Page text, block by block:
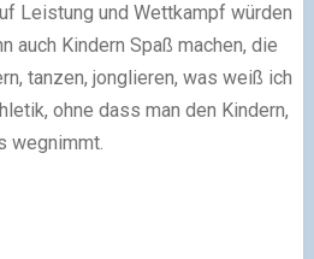
Leistung und Wettkampf würden
auch Kindern Spaß machen, die
tanzen, jonglieren, was weiß ich
ohne dass man den Kindern,
wegnimmt.